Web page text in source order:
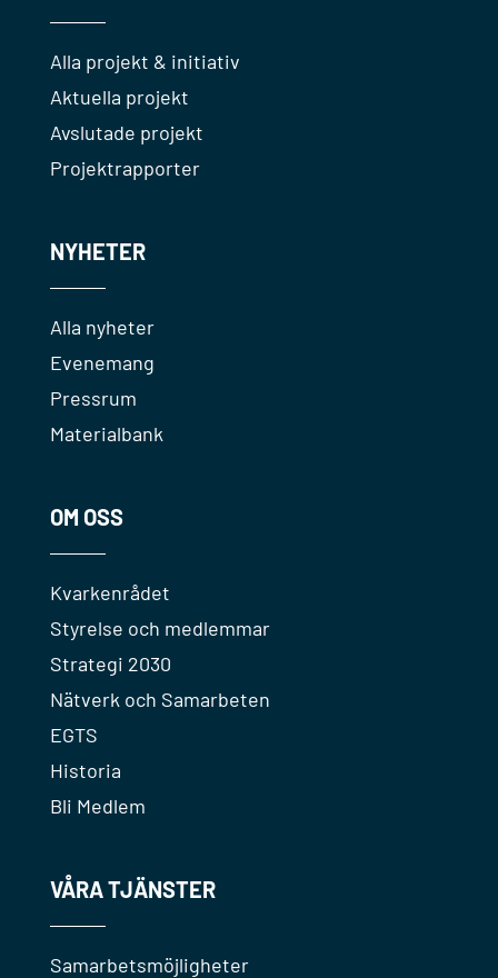
Alla projekt & initiativ
Aktuella projekt
Avslutade projekt
Projektrapporter
NYHETER
Alla nyheter
Evenemang
Pressrum
Materialbank
OM OSS
Kvarkenrådet
Styrelse och medlemmar
Strategi 2030
Nätverk och Samarbeten
EGTS
Historia
Bli Medlem
VÅRA TJÄNSTER
Samarbetsmöjligheter